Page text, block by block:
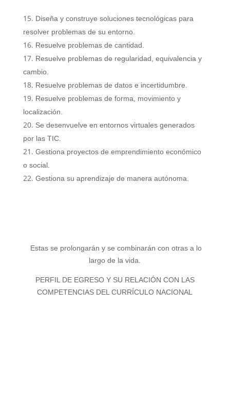
Diseña y construye soluciones tecnológicas para
resolver problemas de su entorno.
Resuelve problemas de cantidad.
Resuelve problemas de regularidad, equivalencia y
cambio.
Resuelve problemas de datos e incertidumbre.
Resuelve problemas de forma, movimiento y
localización.
Se desenvuelve en entornos virtuales generados
por las TIC.
Gestiona proyectos de emprendimiento económico
o social.
Gestiona su aprendizaje de manera autónoma.
Estas se prolongarán y se combinarán con otras a lo
largo de la vida.
PERFIL DE EGRESO Y SU RELACIÓN CON LAS
COMPETENCIAS DEL CURRÍCULO NACIONAL